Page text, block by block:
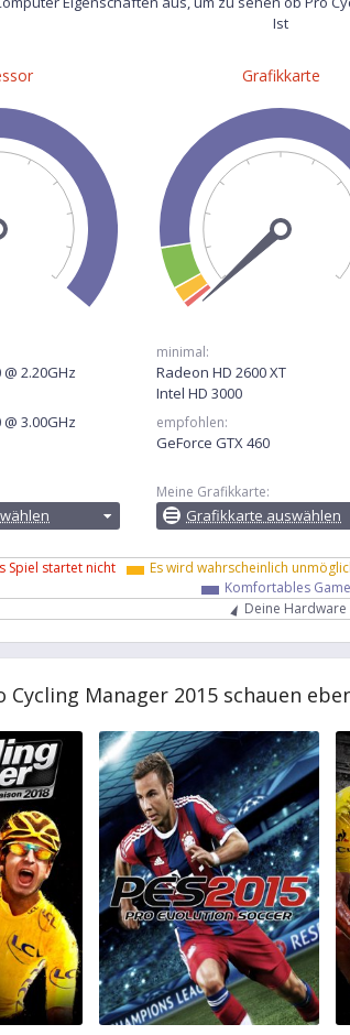
Ist
2.20GHz
3.00GHz
Grafikkarte
minimal:
Radeon HD 2600 XT
Intel HD 3000
empfohlen:
GeForce GTX 460
Meine Grafikkarte:
Grafikkarte auswählen
Spiel startet nicht Es wird wahrscheinlich
Komfortables
Deine Hardware
Cycling Manager 2015 schauen